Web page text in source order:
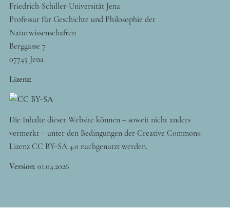
Friedrich-Schiller-Universität Jena
Professur für Geschichte und Philosophie der
Naturwissenschaften
Berggasse 7
07745 Jena
Lizenz:
Die Inhalte dieser Website können – soweit nicht anders
vermerkt – unter den Bedingungen der Creative Commons-
Lizenz CC BY-SA 4.0 nachgenutzt werden.
Version: 01.04.2026